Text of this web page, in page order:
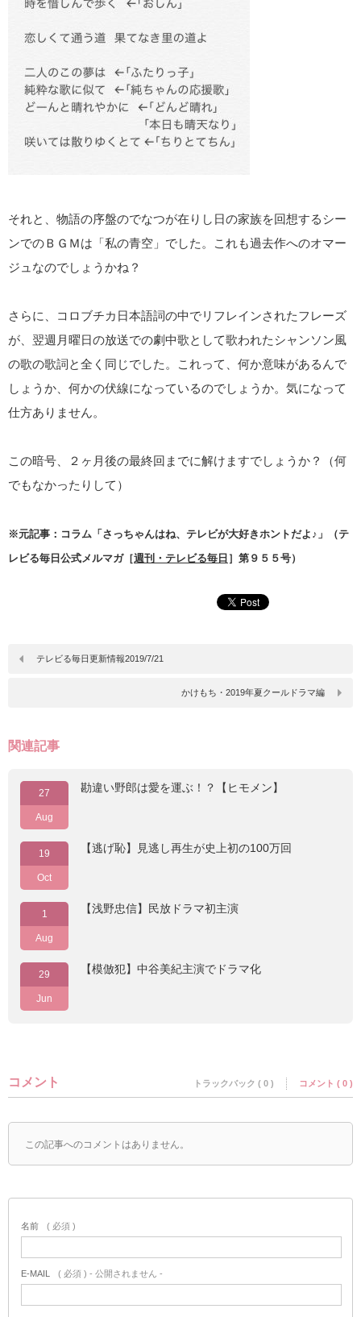
それと、物語の序盤のでなつが在りし日の家族を回想するシー
ンでのＢＧＭは「私の青空」でした。これも過去作へのオマー
ジュなのでしょうかね？
さらに、コロブチカ日本語詞の中でリフレインされたフレーズ
が、翌週月曜日の放送での劇中歌として歌われたシャンソン風
の歌の歌詞と全く同じでした。これって、何か意味があるんで
しょうか、何かの伏線になっているのでしょうか。気になって
仕方ありません。
この暗号、２ヶ月後の最終回までに解けますでしょうか？（何
でもなかったりして）
※元記事：コラム「さっちゃんはね、テレビが大好きホントだよ♪」（テ
レビる毎日公式メルマガ［週刊・テレビる毎日 ］第９５５号）
テレビる毎日更新情報2019/7/21
かけもち・2019年夏クールドラマ編
関連記事
27
Aug
勘違い野郎は愛を運ぶ！？【ヒモメン】
19
Oct
【逃げ恥】見逃し再生が史上初の100万回
1
Aug
【浅野忠信】民放ドラマ初主演
29
Jun
【模倣犯】中谷美紀主演でドラマ化
コメント トラックバック ( 0 ) コメント ( 0 )
この記事へのコメントはありません。
名前 ( 必須 )
E-MAIL ( 必須 ) - 公開されません -